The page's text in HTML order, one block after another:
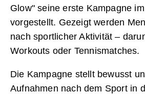
Glow" seine erste Kampagne
vorgestellt. Gezeigt werden
nach sportlicher Aktivität –
Workouts oder Tennismatches.
Die Kampagne stellt bewusst
Aufnahmen nach dem Sport in